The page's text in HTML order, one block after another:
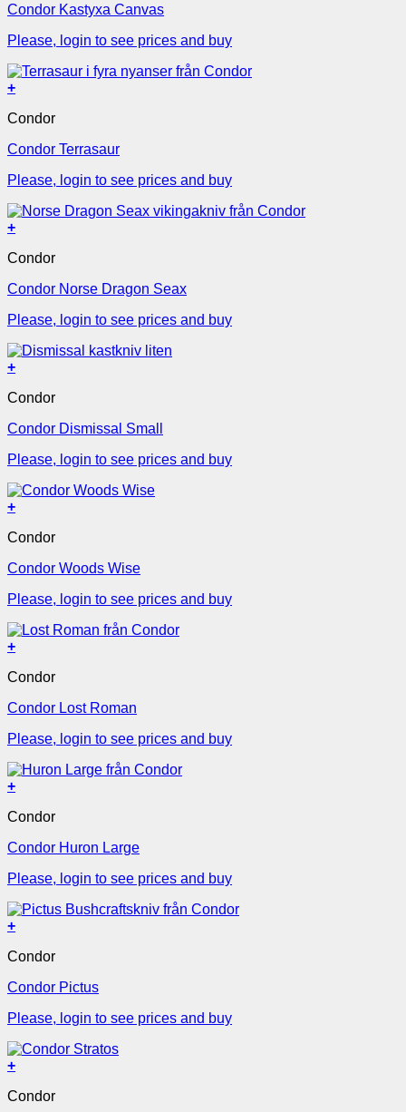
Condor Kastyxa Canvas
Please, login to see prices and buy
+
Condor
Condor Terrasaur
Please, login to see prices and buy
+
Condor
Condor Norse Dragon Seax
Please, login to see prices and buy
+
Condor
Condor Dismissal Small
Please, login to see prices and buy
+
Condor
Condor Woods Wise
Please, login to see prices and buy
+
Condor
Condor Lost Roman
Please, login to see prices and buy
+
Condor
Condor Huron Large
Please, login to see prices and buy
+
Condor
Condor Pictus
Please, login to see prices and buy
+
Condor